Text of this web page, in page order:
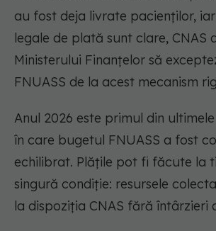
au fost deja livrate pacienților,
legale de plată sunt clare, CNAS
Ministerului Finanțelor să
FNUASS de la acest mecanism
Anul 2026 este primul din
în care bugetul FNUASS a fost
echilibrat. Plățile pot fi făcute la
singură condiție: resursele
la dispoziția CNAS fără întârzieri